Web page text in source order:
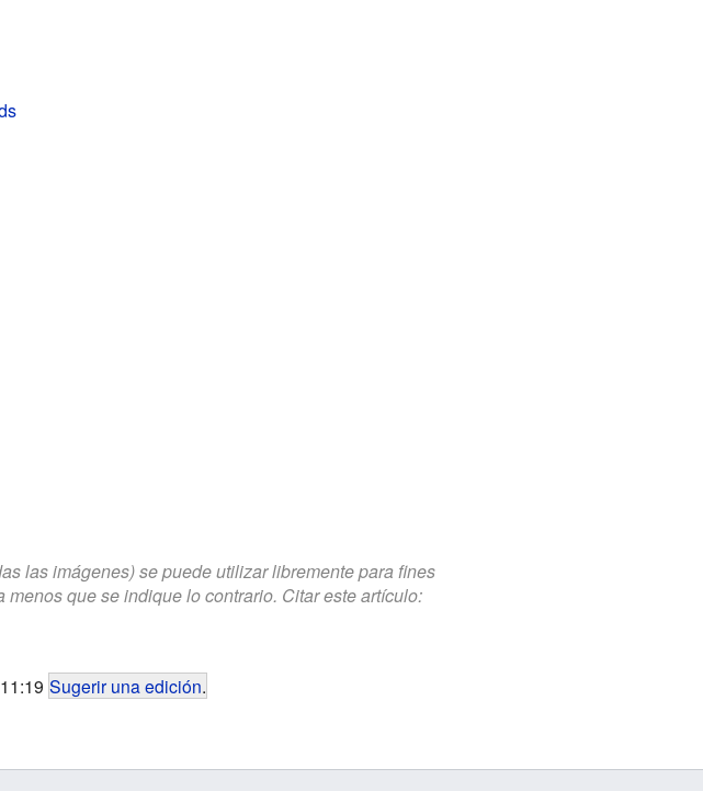
las imágenes) se puede utilizar libremente para fines
menos que se indique lo contrario. Citar este artículo:
Sugerir una edición.